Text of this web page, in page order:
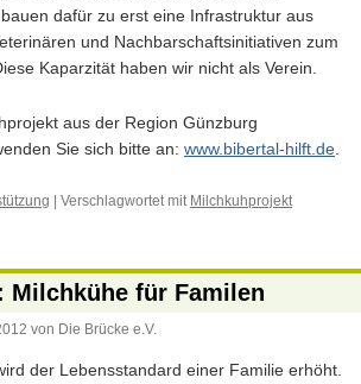
dafür zu erst eine Infrastruktur aus
und Nachbarschaftsinitiativen zum
Kaparzität haben wir nicht als Verein.
aus der Region Günzburg
Sie sich bitte an: www.bibertal-hilft.de
| Verschlagwortet mit Milchkuhprojekt
Milchkühe für Familen
von Die Brücke e.V.
der Lebensstandard einer Familie erhöht.